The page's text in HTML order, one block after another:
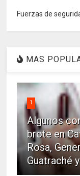
Fuerzas de
MAS
1
Algunos
brote en
Rosa,
Guatraché